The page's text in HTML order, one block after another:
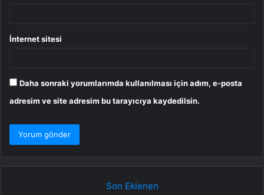
İnternet sitesi
Daha sonraki yorumlarımda kullanılması için adım, e-posta
adresim ve site adresim bu tarayıcıya kaydedilsin.
Son Eklenen